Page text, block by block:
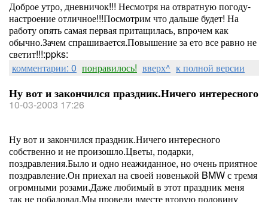
Доброе утро, дневничок!!! Несмотря на отвратную погоду-
настроение отличное!!!Посмотрим что дальше будет! На
работу опять самая первая притащилась, впрочем как
обычно.Зачем спрашивается.Повышение за ето все равно не
светит!!!:ppks:
комментарии: 0 понравилось! вверх^ к полной версии
Ну вот и закончился праздник.Ничего интересного
10-03-2003 17:26
Ну вот и закончился праздник.Ничего интересного
собственно и не произошло.Цветы, подарки,
поздравления.Было и одно неажиданное, но очень приятное
поздравление.Он приехал на своей новенькой BMW с тремя
огромными розами.Даже любимый в этот праздник меня
так не побаловал.Мы провели вместе вторую половину